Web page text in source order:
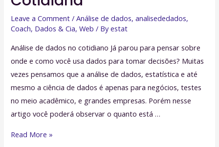
Leave a Comment /Análise de dados,analisededados,
Coach, Dados & Cia,Web / Byestat
Análise de dados no cotidiano Já parou para pensar sobre
onde e como você usa dados para tomar decisões? Muitas
vezes pensamos que a análise de dados, estatística e até
mesmo a ciência de dados é apenas para negócios, testes
no meio acadêmico, e grandes empresas. Porém nesse
artigo você poderá observar o quanto está …
Análise
Read More »